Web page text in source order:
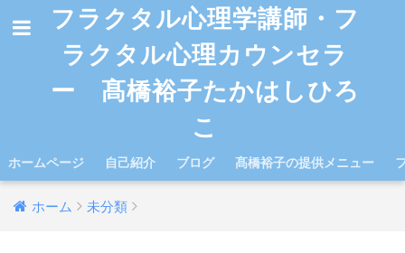
フラクタル心理学講師・フ
ラクタル心理カウンセラ
ー 髙橋裕子たかはしひろ
こ
ホームページ 自己紹介 ブログ 髙橋裕子の提供メニュー
ホーム 未分類